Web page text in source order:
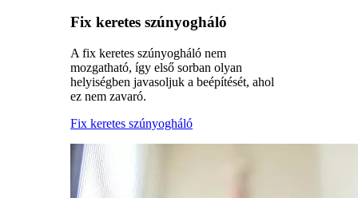
Fix keretes szúnyogháló
A fix keretes szúnyogháló nem
mozgatható, így első sorban olyan
helyiségben javasoljuk a beépítését, ahol
ez nem zavaró.
Fix keretes szúnyogháló